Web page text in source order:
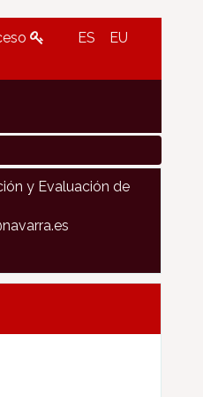
ES EU
y Evaluación de